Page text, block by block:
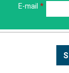
E-mail *